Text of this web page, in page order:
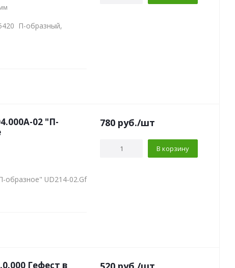
П-образный,
02 "П-
образное" UD214-02.Gf
780 руб./шт
В корзину
Гефест в